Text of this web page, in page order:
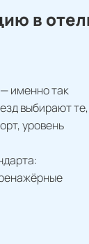
в
именно так
выбирают те,
уровень